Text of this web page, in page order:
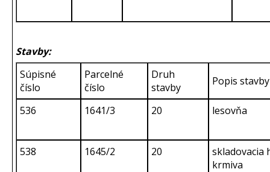
Stavby:
Súpisné
číslo
Parcelné
číslo
Druh
stavby
Popis stavby
536 1641/3 20 lesovňa
538 1645/2 20
skladovacia
krmiva